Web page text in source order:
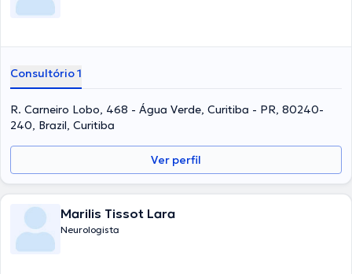
Consultório 1
R. Carneiro Lobo, 468 - Água Verde, Curitiba - PR, 80240-
240, Brazil, Curitiba
Ver perfil
Marilis Tissot Lara
Neurologista